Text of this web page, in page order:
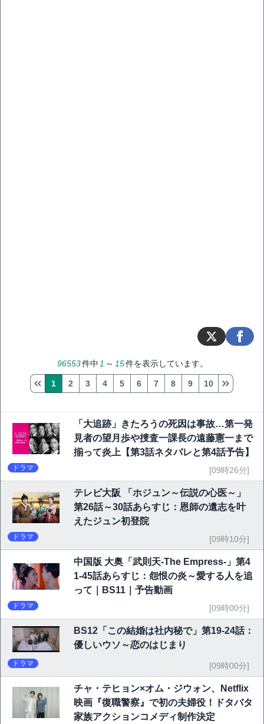
96553件中 1 ～ 15件を表示しています。
1 2 3 4 5 6 7 8 9 10
「大追跡」きたろうの死因は事故…第一発
見者の望月歩や捜査一課長の遠藤憲一まで
揃って炎上【第3話ネタバレと第4話予告】
ドラマ [09時26分]
テレビ大阪 「ホジュン～伝説の心医～」
第26話～30話あらすじ：恩師の遺志を叶
えたジュン初登院
ドラマ [09時10分]
中国版 大奥「武則天-The Empress-」第4
1-45話あらすじ：怨恨の炎～愛する人を追
って｜BS11｜予告動画
ドラマ [09時00分]
BS12「この結婚は社内秘で」第19-24話：
優しいウソ～恋のはじまり
ドラマ [09時00分]
チャ・テヒョン×オム・ジウォン、Netflix
映画『復職警察』で初の夫婦役！ドタバタ
家族アクションコメディ制作決定